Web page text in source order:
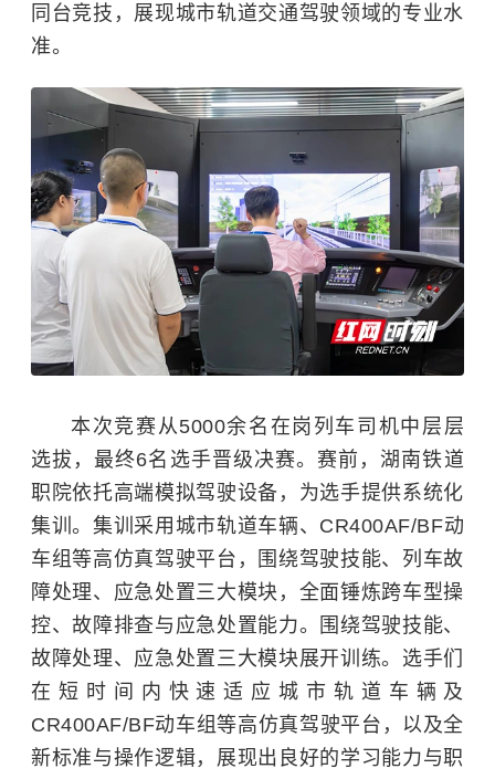
同台竞技，展现城市轨道交通驾驶领域的专业水
准。
本次竞赛从5000余名在岗列车司机中层层
选拔，最终6名选手晋级决赛。赛前，湖南铁道
职院依托高端模拟驾驶设备，为选手提供系统化
集训。集训采用城市轨道车辆、CR400AF/BF动
车组等高仿真驾驶平台，围绕驾驶技能、列车故
障处理、应急处置三大模块，全面锤炼跨车型操
控、故障排查与应急处置能力。围绕驾驶技能、
故障处理、应急处置三大模块展开训练。选手们
在短时间内快速适应城市轨道车辆及
CR400AF/BF动车组等高仿真驾驶平台，以及全
新标准与操作逻辑，展现出良好的学习能力与职